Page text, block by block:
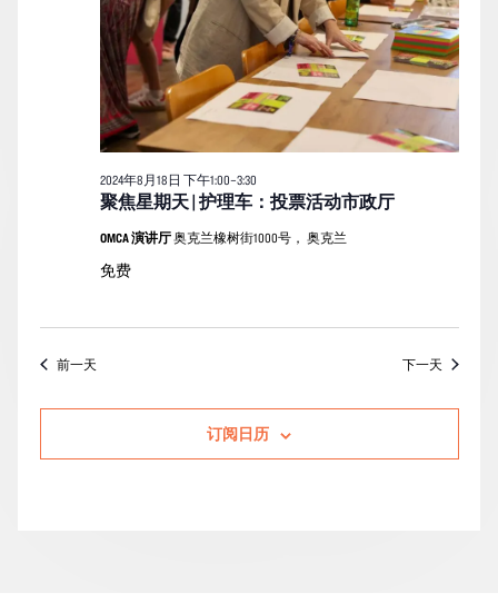
聚焦星期天 | 护理车：投票活动市政厅
2024年8月18日 下午1:00–3:30
OMCA 演讲厅奥克兰橡树街1000号， 奥克兰
免费
前一天 下一天
订阅日历